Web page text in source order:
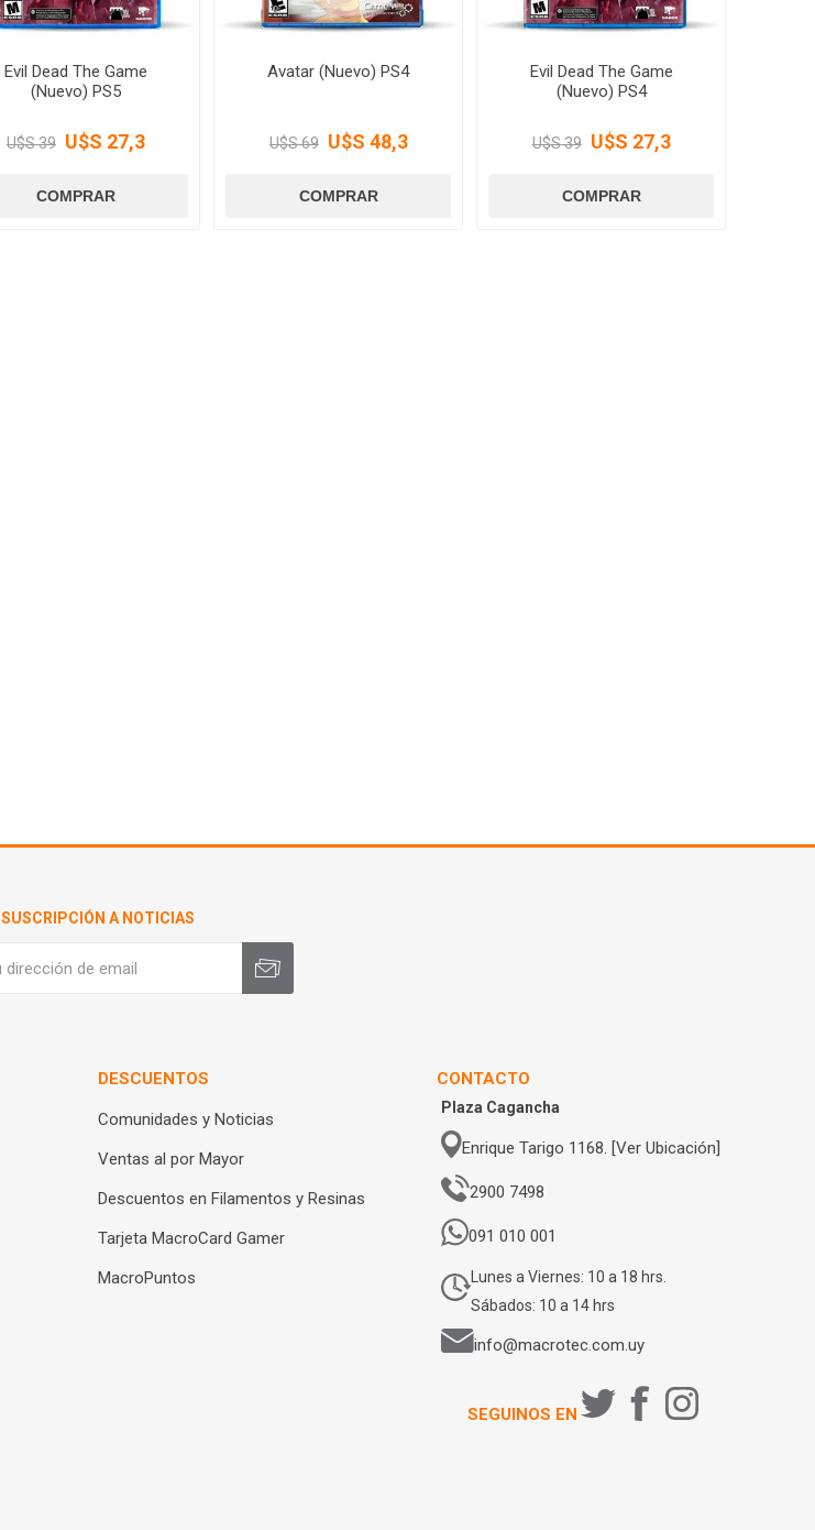
Evil Dead The Game
(Nuevo) PS5
U$S 39 U$S 27,3
Avatar (Nuevo) PS4
U$S 69 U$S 48,3
Evil Dead The Game
(Nuevo) PS4
U$S 39 U$S 27,3
SUSCRIPCIÓN A NOTICIAS
DESCUENTOS
Comunidades y Noticias
Ventas al por Mayor
Descuentos en Filamentos y Resinas
Tarjeta MacroCard Gamer
MacroPuntos
CONTACTO
Plaza Cagancha
Enrique Tarigo 1168. [Ver Ubicación]
2900 7498
091 010 001
Lunes a Viernes: 10 a 18 hrs.
Sábados: 10 a 14 hrs
info@macrotec.com.uy
SEGUINOS EN